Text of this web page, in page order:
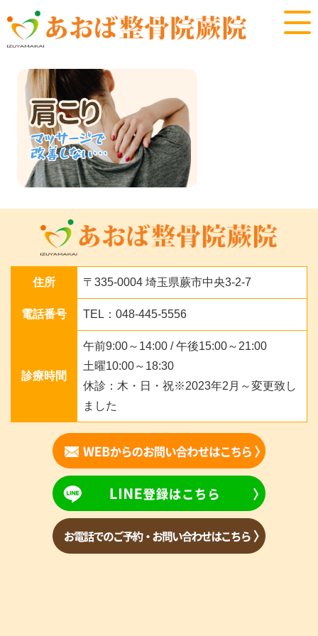
住所 〒335-0004 埼玉県蕨市中央3-2-7
電話番号 TEL：048-445-5556
診療時間
午前9:00～14:00 / 午後15:00～21:00
土曜10:00～18:30
休診：木・日・祝※2023年2月～変更致し
ました